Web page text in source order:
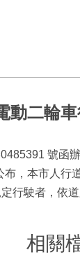
動二輪
號函辦
，本市人
行駛者，依
相關